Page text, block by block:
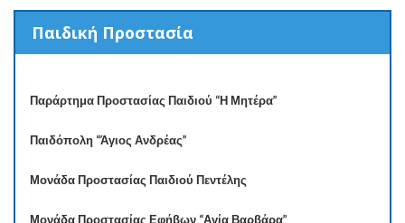
Παιδική Προστασία
Παράρτημα Προστασίας Παιδιού “Η Μητέρα”
Παιδόπολη “Άγιος Ανδρέας”
Μονάδα Προστασίας Παιδιού Πεντέλης
Μονάδα Προστασίας Εφήβων “Αγία Βαρβάρα”